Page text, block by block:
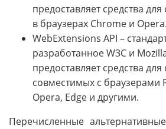
предоставляет средства
в браузерах Chrome и Opera.
WebExtensions API –
разработанное W3C и
предоставляет средства
совместимых с браузерами
Opera, Edge и другими.
Перечисленные